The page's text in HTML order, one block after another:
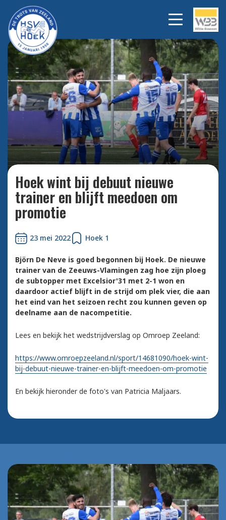
Hoek wint bij debuut nieuwe
trainer en blijft meedoen om
promotie.
Bekijk
alle
foto's
Hoek wint bij debuut nieuwe
trainer en blijft meedoen om
promotie
23 mei 2022 Hoek 1
Björn De Neve is goed begonnen bij Hoek. De nieuwe
trainer van de Zeeuws-Vlamingen zag hoe zijn ploeg
de subtopper met Excelsior'31 met 2-1 won en
daardoor actief blijft in de strijd om plek vier, die aan
het eind van het seizoen recht zou kunnen geven op
deelname aan de nacompetitie.
Lees en bekijk het wedstrijdverslag op Omroep Zeeland:
https://www.omroepzeeland.nl/sport/14681090/hoek-wint-
bij-debuut-nieuwe-trainer-en-blijft-meedoen-om-promotie
En bekijk hieronder de foto's van Patricia Maljaars.